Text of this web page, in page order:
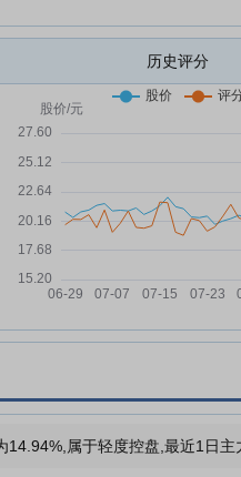
历史评分
14.94%,属于轻度控盘,最近1日